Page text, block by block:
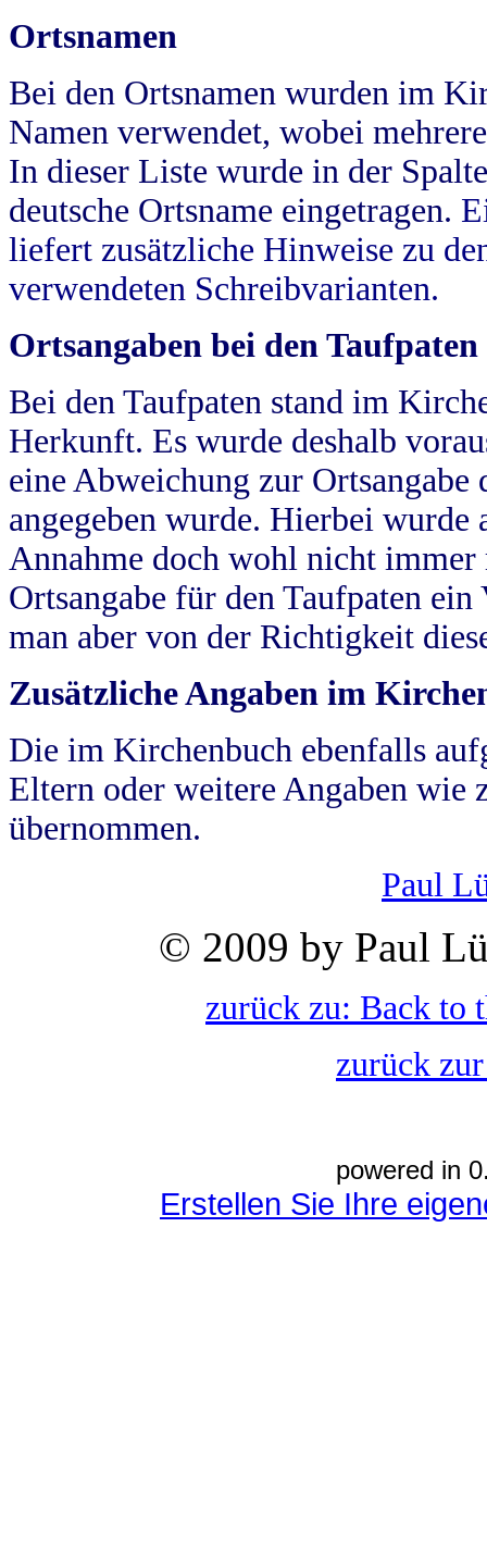
Ortsnamen
Bei den Ortsnamen wurden im
Namen verwendet, wobei
In dieser Liste wurde in der
deutsche Ortsname eingetragen.
liefert zusätzliche Hinweise zu
verwendeten Schreibvarianten.
Ortsangaben bei den Taufpaten
Bei den Taufpaten stand im
Herkunft. Es wurde deshalb
eine Abweichung zur
angegeben wurde. Hierbei wurde
Annahme doch wohl nicht
Ortsangabe für den Taufpaten
man aber von der Richtigkeit
Zusätzliche Angaben im
Die im Kirchenbuch ebenfalls
Eltern oder weitere Angaben wie
übernommen.
Paul
© 2009 by Paul
zurück zu: Back to
zurück
powered in
Erstellen Sie Ihre